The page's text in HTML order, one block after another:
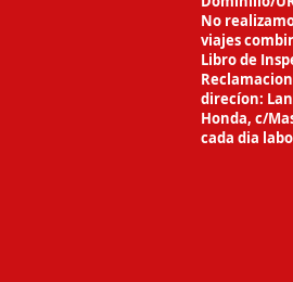
No
viajes
Libro de
direcíon:
Honda, c/
cada dia